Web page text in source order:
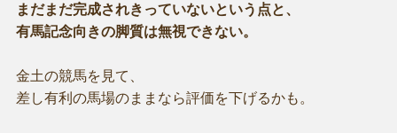
まだまだ完成されきっていないという点と、
有馬記念向きの脚質は無視できない。
金土の競馬を見て、
差し有利の馬場のままなら評価を下げるかも。